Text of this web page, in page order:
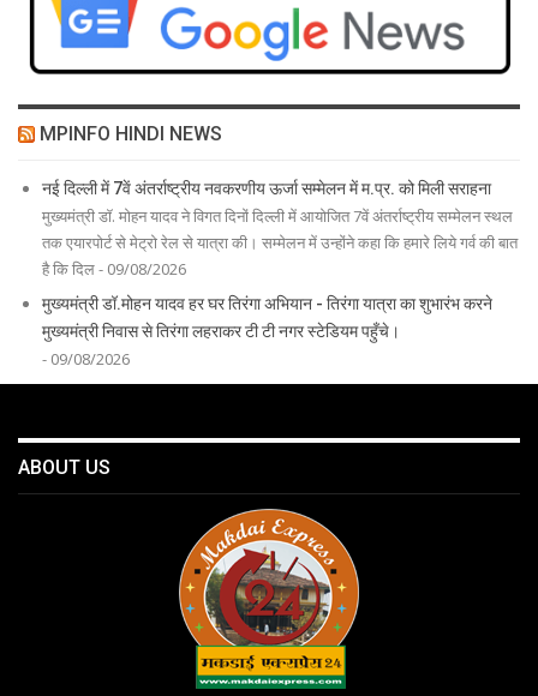
MPINFO HINDI NEWS
नई दिल्ली में 7वें अंतर्राष्ट्रीय नवकरणीय ऊर्जा सम्मेलन में म.प्र. को मिली सराहना
मुख्यमंत्री डॉ. मोहन यादव ने विगत दिनों दिल्ली में आयोजित 7वें अंतर्राष्ट्रीय सम्मेलन स्थल
तक एयारपोर्ट से मेट्रो रेल से यात्रा की। सम्मेलन में उन्होंने कहा कि हमारे लिये गर्व की बात
है कि दिल - 09/08/2026
मुख्यमंत्री डॉ.मोहन यादव हर घर तिरंगा अभियान - तिरंगा यात्रा का शुभारंभ करने
मुख्यमंत्री निवास से तिरंगा लहराकर टी टी नगर स्टेडियम पहुँचे।
- 09/08/2026
ABOUT US